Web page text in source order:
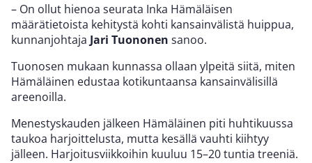
– On ollut hienoa seurata Inka Hämäläisen
määrätietoista kehitystä kohti kansainvälistä huippua,
kunnanjohtaja Jari Tuononen sanoo.
Tuonosen mukaan kunnassa ollaan ylpeitä siitä, miten
Hämäläinen edustaa kotikuntaansa kansainvälisillä
areenoilla.
Menestyskauden jälkeen Hämäläinen piti huhtikuussa
taukoa harjoittelusta, mutta kesällä vauhti kiihtyy
jälleen. Harjoitusviikkoihin kuuluu 15–20 tuntia treeniä.